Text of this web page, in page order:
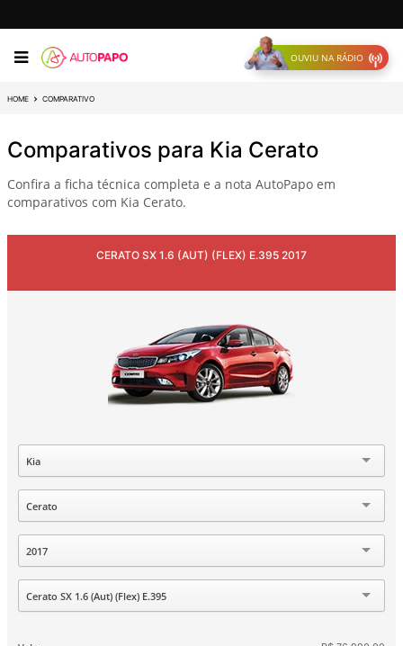
OUVIU NA RÁDIO
HOME COMPARATIVO
Comparativos para Kia Cerato
Confira a ficha técnica completa e a nota AutoPapo em
comparativos com Kia Cerato.
CERATO SX 1.6 (AUT) (FLEX) E.395 2017
Marca
Kia
Modelo
Cerato
Ano
2017
Versão
Cerato SX 1.6 (Aut) (Flex) E.395